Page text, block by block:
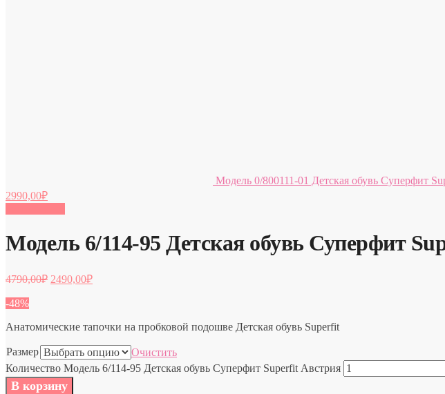
Модель 0/800111-01 Детская обувь Суперфит
2990,00₽
Модель 6/114-95 Детская обувь Суперфит
4790,00₽ 2490,00₽
-48%
Анатомические тапочки на пробковой подошве Детская обувь Superfit
Размер
Очистить
Количество Модель 6/114-95 Детская обувь Суперфит Superfit Австрия
В корзину